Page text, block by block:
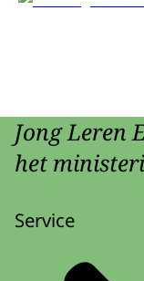
Jong Leren
het
Service